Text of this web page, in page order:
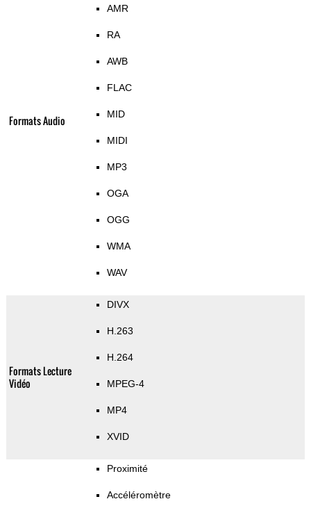
Formats Audio
AMR
RA
AWB
FLAC
MID
MIDI
MP3
OGA
OGG
WMA
WAV
Formats Lecture
Vidéo
DIVX
H.263
H.264
MPEG-4
MP4
XVID
Proximité
Accéléromètre